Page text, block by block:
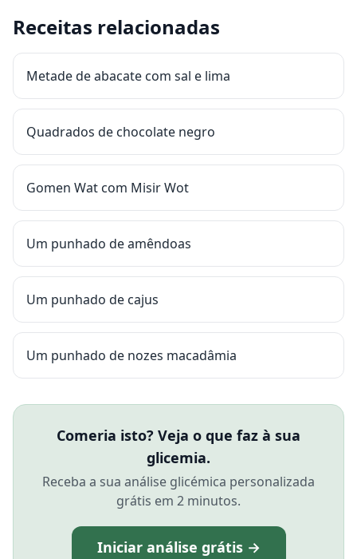
Receitas relacionadas
Metade de abacate com sal e lima
Quadrados de chocolate negro
Gomen Wat com Misir Wot
Um punhado de amêndoas
Um punhado de cajus
Um punhado de nozes macadâmia
Comeria isto? Veja o que faz à sua
glicemia.
Receba a sua análise glicémica personalizada
grátis em 2 minutos.
Iniciar análise grátis →